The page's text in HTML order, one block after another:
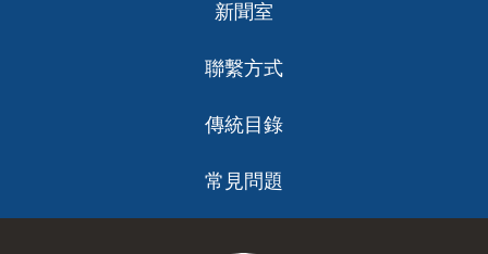
新聞室
聯繫方式
傳統目錄
常見問題